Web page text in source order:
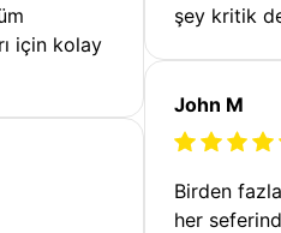
için kolay
şey kritik
John M
Birden
her